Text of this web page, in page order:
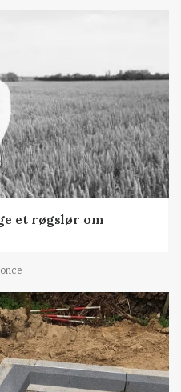
et røgslør om